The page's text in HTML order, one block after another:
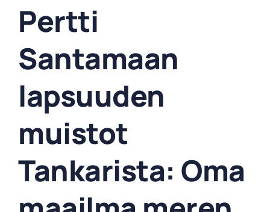
Pertti
Santamaan
lapsuuden
muistot
Tankarista: Oma